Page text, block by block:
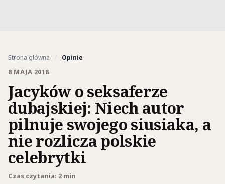
Strona główna / Opinie
8 MAJA 2018
Jacyków o seksaferze
dubajskiej: Niech autor
pilnuje swojego siusiaka, a
nie rozlicza polskie
celebrytki
Czas czytania: 2 min